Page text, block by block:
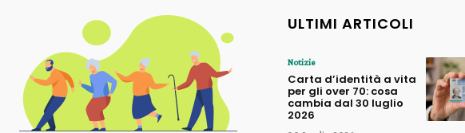
ULTIMI ARTICOLI
Notizie
Carta d’identità a vita
per gli over 70: cosa
cambia dal 30 luglio
2026